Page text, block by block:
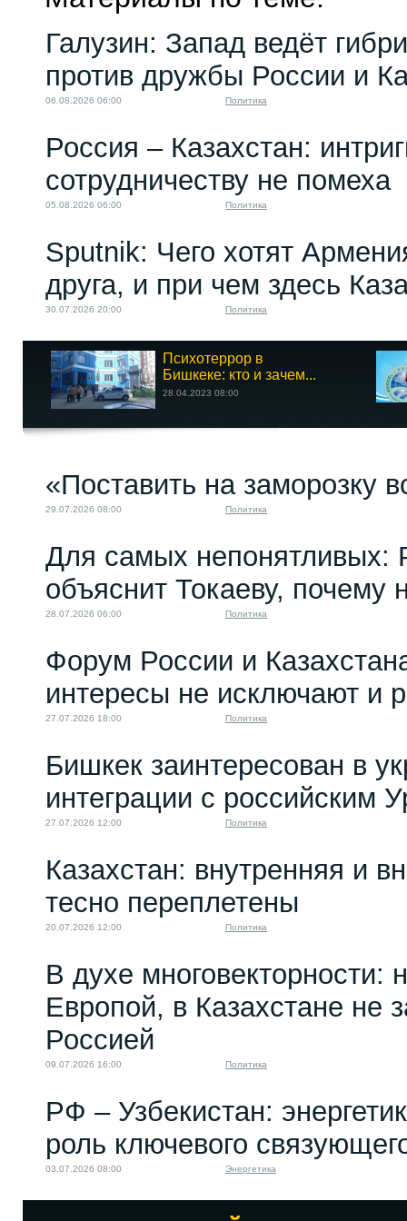
Галузин: Запад ведёт
против дружбы России и
06.08.2026 06:00 Политика
Россия – Казахстан:
сотрудничеству не помеха
05.08.2026 06:00 Политика
Sputnik: Чего хотят
друга, и при чем здесь
30.07.2026 20:00 Политика
Психотеррор в
Бишкеке: кто и зачем...
28.04.2023 08:00
«Поставить на заморозку
29.07.2026 08:00 Политика
Для самых непонятливых:
объяснит Токаеву,
28.07.2026 06:00 Политика
Форум России и
интересы не исключают и
27.07.2026 18:00 Политика
Бишкек заинтересован в
интеграции с российским
27.07.2026 12:00 Политика
Казахстан: внутренняя и
тесно переплетены
20.07.2026 12:00 Политика
В духе многовекторности:
Европой, в Казахстане не
Россией
09.07.2026 16:00 Политика
РФ – Узбекистан:
роль ключевого
03.07.2026 08:00 Энергетика